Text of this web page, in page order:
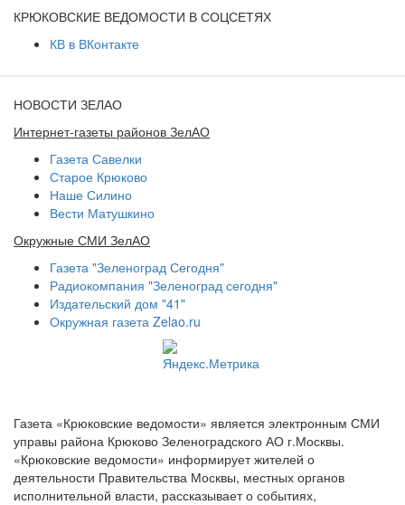
КРЮКОВСКИЕ ВЕДОМОСТИ В СОЦСЕТЯХ
КВ в ВКонтакте
НОВОСТИ ЗЕЛАО
Интернет-газеты районов ЗелАО
Газета Савелки
Старое Крюково
Наше Силино
Вести Матушкино
Окружные СМИ ЗелАО
Газета "Зеленоград Сегодня"
Радиокомпания "Зеленоград сегодня"
Издательский дом "41"
Окружная газета Zelao.ru
Газета «Крюковские ведомости» является электронным СМИ
управы района Крюково Зеленоградского АО г.Москвы.
«Крюковские ведомости» информирует жителей о
деятельности Правительства Москвы, местных органов
исполнительной власти, рассказывает о событиях,